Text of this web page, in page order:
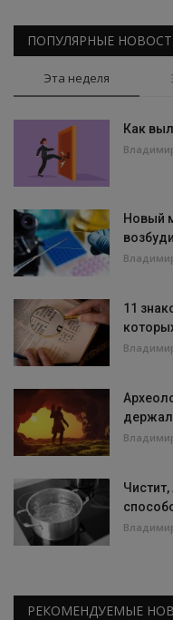
ПОПУЛЯРНЫЕ
Эта неделя
Как
Новый
11
РЕКОМЕНДУЕМЫЕ